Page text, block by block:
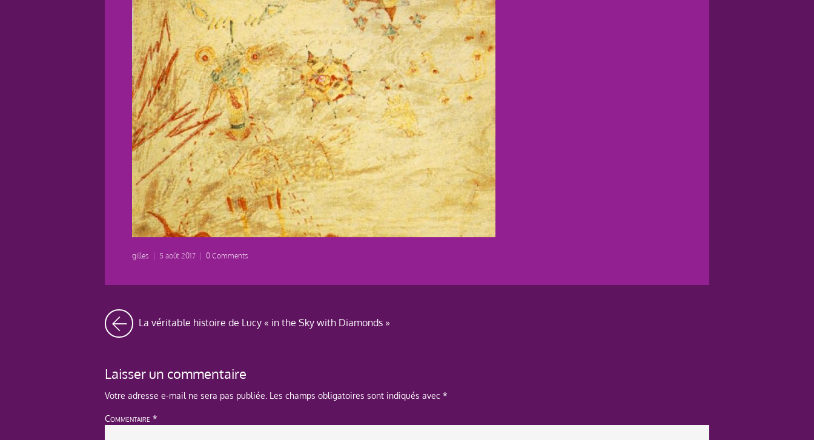
gilles 5 août 2017 0 Comments
La véritable histoire de Lucy « in the Sky with Diamonds »
Laisser un commentaire
Votre adresse e-mail ne sera pas publiée. Les champs obligatoires sont indiqués avec *
Commentaire *